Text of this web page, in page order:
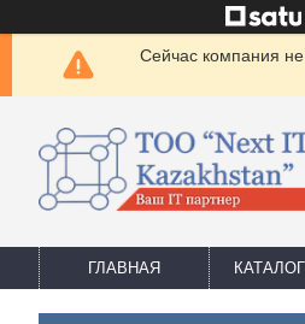
Сейчас компания
ГЛАВНАЯ